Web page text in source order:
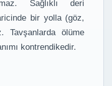
Sağlıklı deri
bir yolla (göz,
Tavşanlarda ölüme
kontrendikedir.